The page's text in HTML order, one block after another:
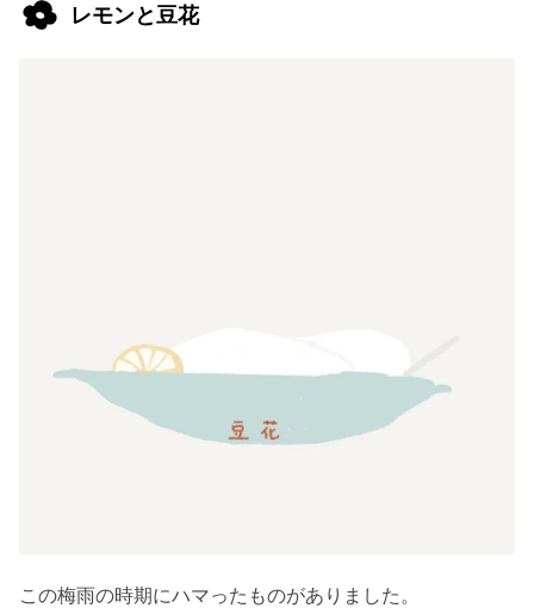
レモンと豆花
この梅雨の時期にハマったものがありました。